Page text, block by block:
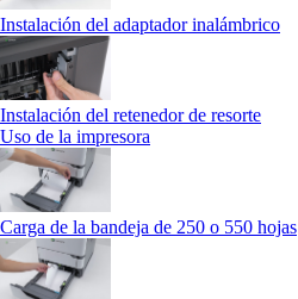
Instalación del adaptador inalámbrico
Instalación del retenedor de resorte
Uso de la impresora
Carga de la bandeja de 250 o 550 hojas